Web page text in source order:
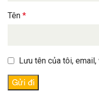
Tên*
Lưu tên của tôi,